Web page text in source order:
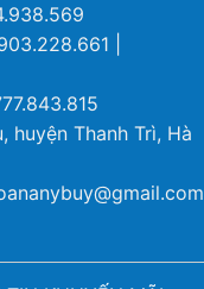
|
huyện Thanh Trì, Hà